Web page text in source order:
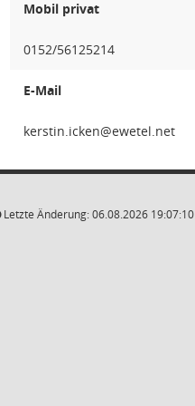
Mobil privat
0152/56125214
E-Mail
nekci.
Letzte Änderung: 06.08.2026 19:07:10